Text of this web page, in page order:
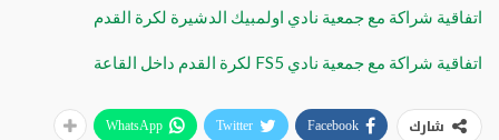
اتفاقية شراكة مع جمعية نادي اولمبيك الدشيرة لكرة القدم
اتفاقية شراكة مع جمعية نادي FS5 لكرة القدم داخل القاعة
شارك Facebook
Twitter
WhatsApp